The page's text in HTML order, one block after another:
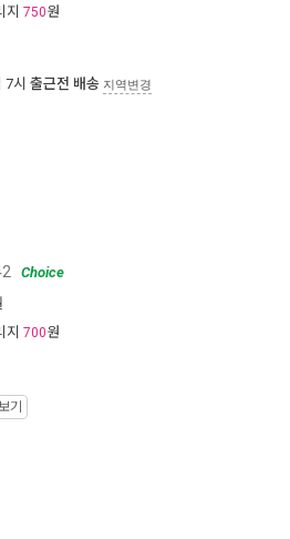
지 750원
시 출근전 배송 지역변경
Choice
지 700원
기